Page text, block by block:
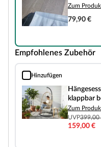
Zum
79,90 €
Empfohlenes Zubehör
Hinzufügen
Hängesessel mit Gestell inkl.
klappbar
Zum
UVP399,00
159,00 €